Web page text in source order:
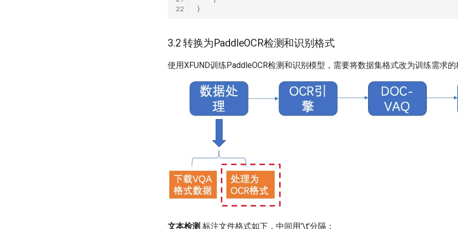
22
}
3.2 转换为PaddleOCR检测和识别格式
使用XFUND训练PaddleOCR检测和识别模型，需要将数据集格式改为训练需求
文本检测 标注文件格式如下，中间用'\t'分隔：